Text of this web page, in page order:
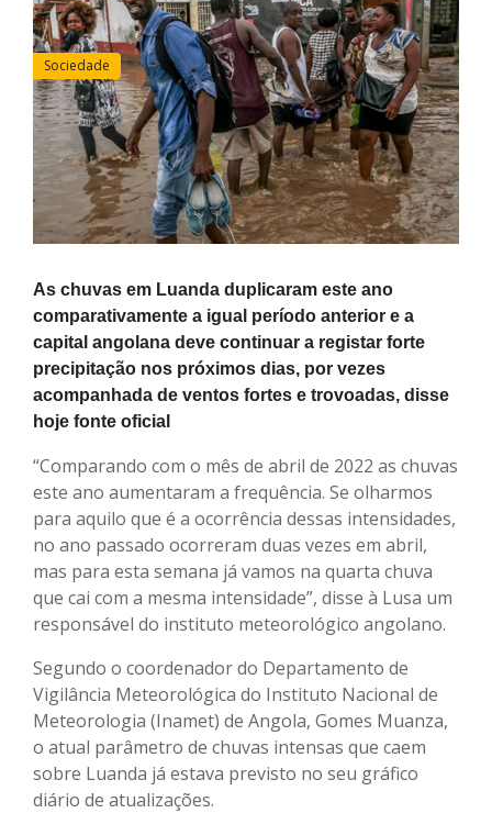
Sociedade
As chuvas em Luanda duplicaram este ano
comparativamente a igual período anterior e a
capital angolana deve continuar a registar forte
precipitação nos próximos dias, por vezes
acompanhada de ventos fortes e trovoadas, disse
hoje fonte oficial
“Comparando com o mês de abril de 2022 as chuvas
este ano aumentaram a frequência. Se olharmos
para aquilo que é a ocorrência dessas intensidades,
no ano passado ocorreram duas vezes em abril,
mas para esta semana já vamos na quarta chuva
que cai com a mesma intensidade”, disse à Lusa um
responsável do instituto meteorológico angolano.
Segundo o coordenador do Departamento de
Vigilância Meteorológica do Instituto Nacional de
Meteorologia (Inamet) de Angola, Gomes Muanza,
o atual parâmetro de chuvas intensas que caem
sobre Luanda já estava previsto no seu gráfico
diário de atualizações.